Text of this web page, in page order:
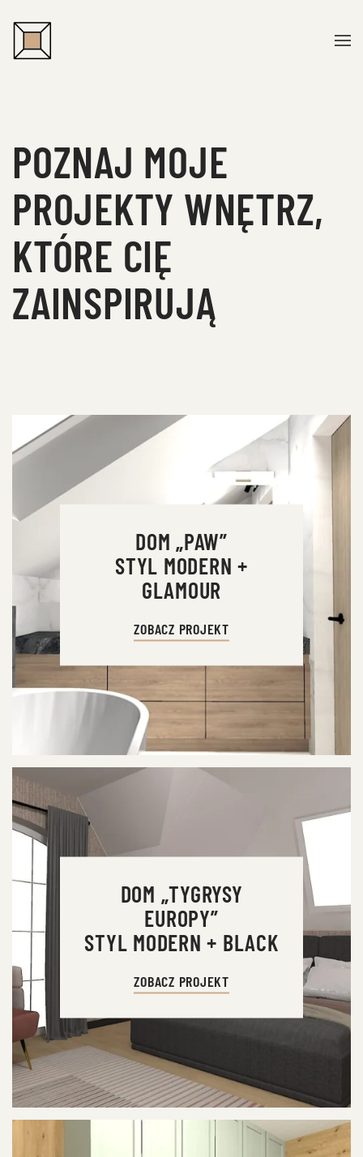
Przejdź do treści głównej
POZNAJ MOJE
PROJEKTY WNĘTRZ,
KTÓRE CIĘ
ZAINSPIRUJĄ
DOM „PAW”
STYL MODERN +
GLAMOUR
ZOBACZ PROJEKT
DOM „TYGRYSY
EUROPY”
STYL MODERN + BLACK
ZOBACZ PROJEKT